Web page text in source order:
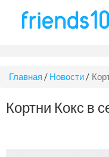
Главная / Новости /
Кортни Кокс в